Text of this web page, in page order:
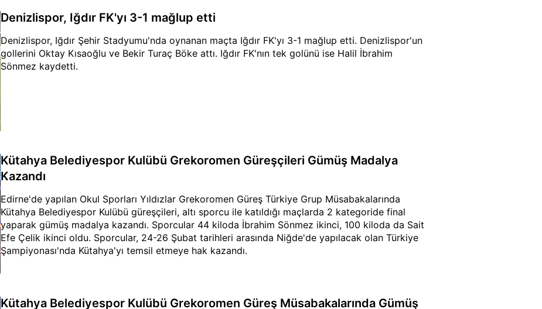
Denizlispor, Iğdır FK'yı 3-1 mağlup etti
Denizlispor, Iğdır Şehir Stadyumu'nda oynanan maçta Iğdır FK'yı 3-1 mağlup etti. Denizlispor'un
gollerini Oktay Kısaoğlu ve Bekir Turaç Böke attı. Iğdır FK'nın tek golünü ise Halil İbrahim
Sönmez kaydetti.
Kütahya Belediyespor Kulübü Grekoromen Güreşçileri Gümüş Madalya
Kazandı
Edirne'de yapılan Okul Sporları Yıldızlar Grekoromen Güreş Türkiye Grup Müsabakalarında
Kütahya Belediyespor Kulübü güreşçileri, altı sporcu ile katıldığı maçlarda 2 kategoride final
yaparak gümüş madalya kazandı. Sporcular 44 kiloda İbrahim Sönmez ikinci, 100 kiloda da Sait
Efe Çelik ikinci oldu. Sporcular, 24-26 Şubat tarihleri arasında Niğde'de yapılacak olan Türkiye
Şampiyonası'nda Kütahya'yı temsil etmeye hak kazandı.
Kütahya Belediyespor Kulübü Grekoromen Güreş Müsabakalarında Gümüş